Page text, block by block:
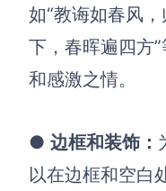
创意与绘图
AI生成思维导图
AI生成用户旅程图
AI生成鱼骨图
如“教诲如春风
下，春晖遍四方
和感激之情。
● 边框和装饰 ：
以在边框和空白